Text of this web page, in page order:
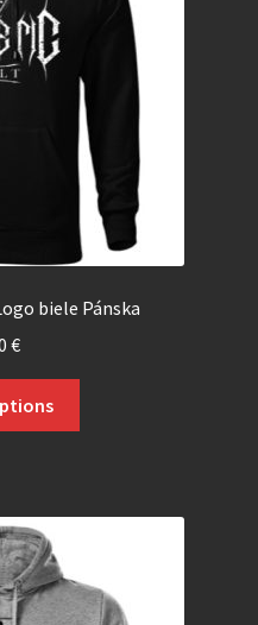
biele Pánska
€